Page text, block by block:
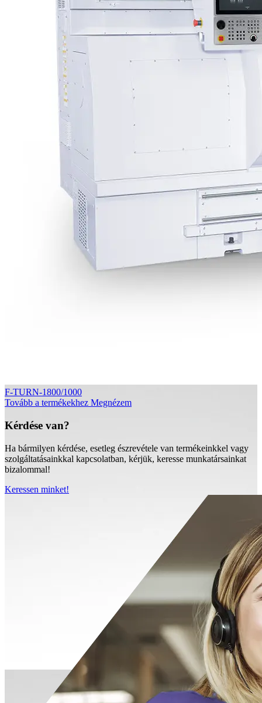
F-TURN-1800/1000
Tovább a termékekhez Megnézem
Kérdése van?
Ha bármilyen kérdése, esetleg észrevétele van termékeinkkel vagy
szolgáltatásainkkal kapcsolatban, kérjük, keresse munkatársainkat
bizalommal!
Keressen minket!